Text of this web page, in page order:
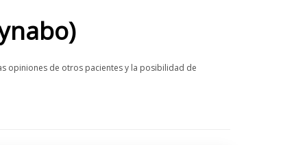
opiniones de otros pacientes y la posibilidad de